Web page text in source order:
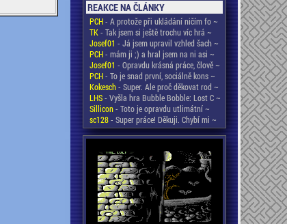
REAKCE NA ČLÁNKY
PCH- A protože při ukládání ničím fo ~
TK- Tak jsem si ještě trochu víc hrá ~
Josef01 - Já jsem upravil vzhled šach ~
PCH- mám ji ;) a hral jsem na ni asi ~
Josef01 - Opravdu krásná práce, člově ~
PCH- To je snad první, sociálně kons ~
Kokesch- Super. Ale proč děkovat rod ~
LHS- Vyšla hra Bubble Bobble: Lost C ~
Sillicon- Toto je opravdu utlimátní ~
sc128- Super práce! Děkuji. Chybí mi ~